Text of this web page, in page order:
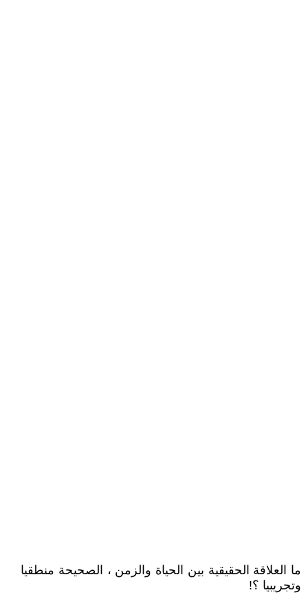
ما العلاقة الحقيقية بين الحياة والزمن ، الصحيحة منطقيا
وتجريبيا ؟!